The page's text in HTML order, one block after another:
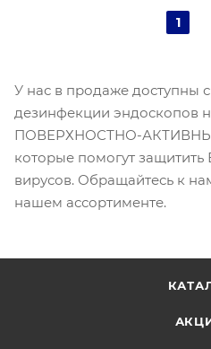
1
У нас в продаже доступны
дезинфекции эндоскопов
ПОВЕРХНОСТНО-
которые помогут защитить
вирусов. Обращайтесь к
нашем ассортименте.